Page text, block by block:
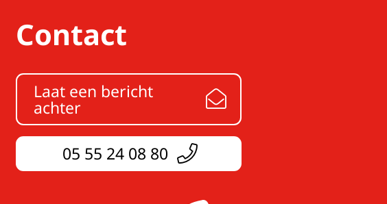
Contact
Laat een bericht
achter
05 55 24 08 80